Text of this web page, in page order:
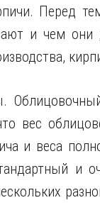
Перед
и чем они
вес
и веса
и